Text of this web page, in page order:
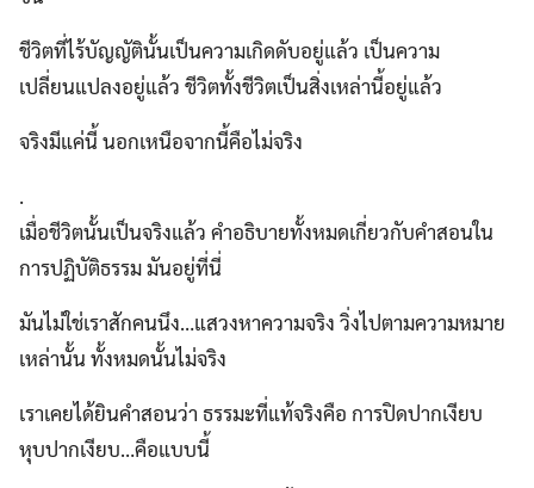
ชีวิตที่ไร้บัญญัตินั้นเป็นความเกิดดับอยู่แล้ว เป็นความ
เปลี่ยนแปลงอยู่แล้ว ชีวิตทั้งชีวิตเป็นสิ่งเหล่านี้อยู่แล้ว
จริงมีแค่นี้ นอกเหนือจากนี้คือไม่จริง
.
เมื่อชีวิตนั้นเป็นจริงแล้ว คำอธิบายทั้งหมดเกี่ยวกับคำสอนใน
การปฏิบัติธรรม มันอยู่ที่นี่
มันไม่ใช่เราสักคนนึง…แสวงหาความจริง วิ่งไปตามความหมาย
เหล่านั้น ทั้งหมดนั้นไม่จริง
เราเคยได้ยินคำสอนว่า ธรรมะที่แท้จริงคือ การปิดปากเงียบ
หุบปากเงียบ…คือแบบนี้